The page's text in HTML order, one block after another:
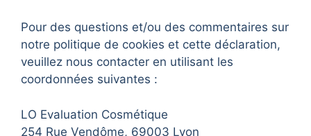
Pour des questions et/ou des commentaires sur
notre politique de cookies et cette déclaration,
veuillez nous contacter en utilisant les
coordonnées suivantes :
LO Evaluation Cosmétique
254 Rue Vendôme, 69003 Lyon